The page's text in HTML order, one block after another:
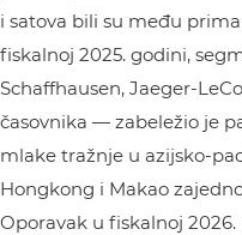
i satova bili su među
fiskalnoj 2025. godini,
Schaffhausen, Jaeger-
časovnika — zabeležio je
mlake tražnje u azijsko-
Hongkong i Makao
Oporavak u fiskalnoj